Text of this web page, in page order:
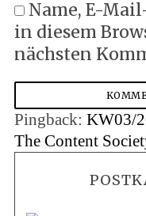
Name, E-
in diesem
nächsten
Pingback: KW03/
The Content